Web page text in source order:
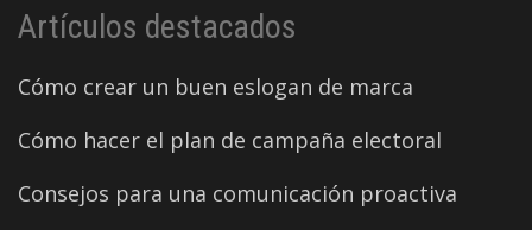
Artículos destacados
Cómo crear un buen eslogan de marca
Cómo hacer el plan de campaña electoral
Consejos para una comunicación proactiva